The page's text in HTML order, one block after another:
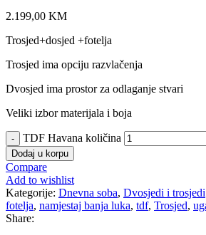
2.199,00 KM
Trosjed+dosjed +fotelja
Trosjed ima opciju razvlačenja
Dvosjed ima prostor za odlaganje stvari
Veliki izbor materijala i boja
TDF Havana količina
Dodaj u korpu
Compare
Add to wishlist
Kategorije: Dnevna soba, Dvosjedi i trosjedi
fotelja, namjestaj banja luka, tdf, Trosjed,
Share: